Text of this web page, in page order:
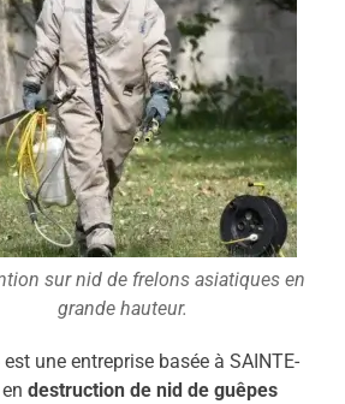
sur nid de frelons asiatiques en
grande hauteur.
une entreprise basée à SAINTE-
destruction de nid de guêpes